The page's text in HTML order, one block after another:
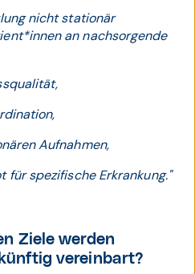
nicht stationär
an nachsorgende
Aufnahmen,
für spezifische Erkrankung."
Ziele werden
vereinbart?